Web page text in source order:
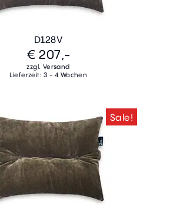
D128V
€ 207,-
zzgl. Versand
Lieferzeit: 3 - 4 Wochen
Sale!